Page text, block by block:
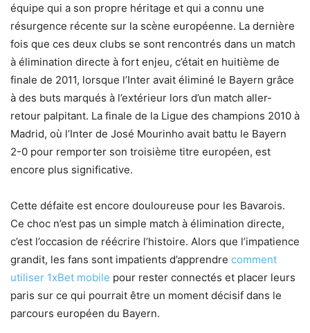
équipe qui a son propre héritage et qui a connu une
résurgence récente sur la scène européenne. La dernière
fois que ces deux clubs se sont rencontrés dans un match
à élimination directe à fort enjeu, c’était en huitième de
finale de 2011, lorsque l’Inter avait éliminé le Bayern grâce
à des buts marqués à l’extérieur lors d’un match aller-
retour palpitant. La finale de la Ligue des champions 2010 à
Madrid, où l’Inter de José Mourinho avait battu le Bayern
2-0 pour remporter son troisième titre européen, est
encore plus significative.
Cette défaite est encore douloureuse pour les Bavarois.
Ce choc n’est pas un simple match à élimination directe,
c’est l’occasion de réécrire l’histoire. Alors que l’impatience
grandit, les fans sont impatients d’apprendre comment
utiliser 1xBet mobile pour rester connectés et placer leurs
paris sur ce qui pourrait être un moment décisif dans le
parcours européen du Bayern.